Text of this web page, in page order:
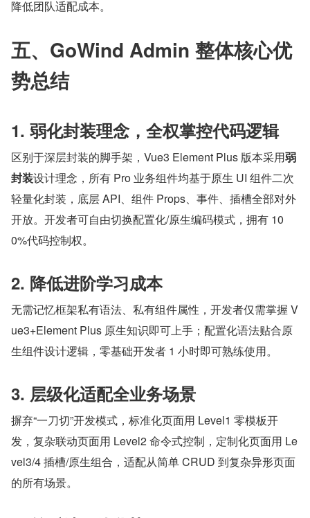
降低团队适配成本。
五、GoWind Admin 整体核心优
势总结
1. 弱化封装理念，全权掌控代码逻辑
区别于深层封装的脚手架，Vue3 Element Plus 版本采用弱
封装设计理念，所有 Pro 业务组件均基于原生 UI 组件二次
轻量化封装，底层 API、组件 Props、事件、插槽全部对外
开放。开发者可自由切换配置化/原生编码模式，拥有 10
0%代码控制权。
2. 降低进阶学习成本
无需记忆框架私有语法、私有组件属性，开发者仅需掌握 V
ue3+Element Plus 原生知识即可上手；配置化语法贴合原
生组件设计逻辑，零基础开发者 1 小时即可熟练使用。
3. 层级化适配全业务场景
摒弃“一刀切”开发模式，标准化页面用 Level1 零模板开
发，复杂联动页面用 Level2 命令式控制，定制化页面用 Le
vel3/4 插槽/原生组合，适配从简单 CRUD 到复杂异形页面
的所有场景。